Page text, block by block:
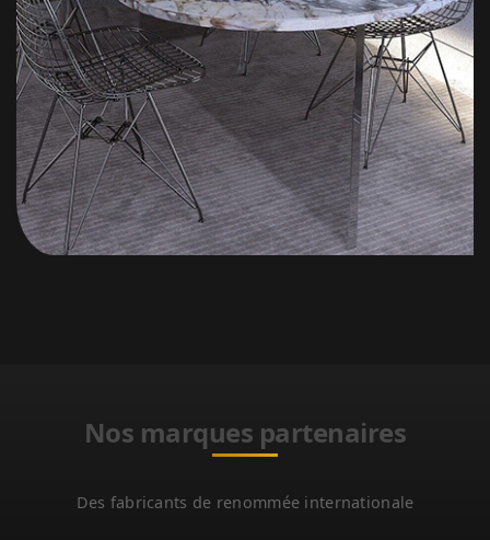
Nos marques partenaires
Des fabricants de renommée internationale